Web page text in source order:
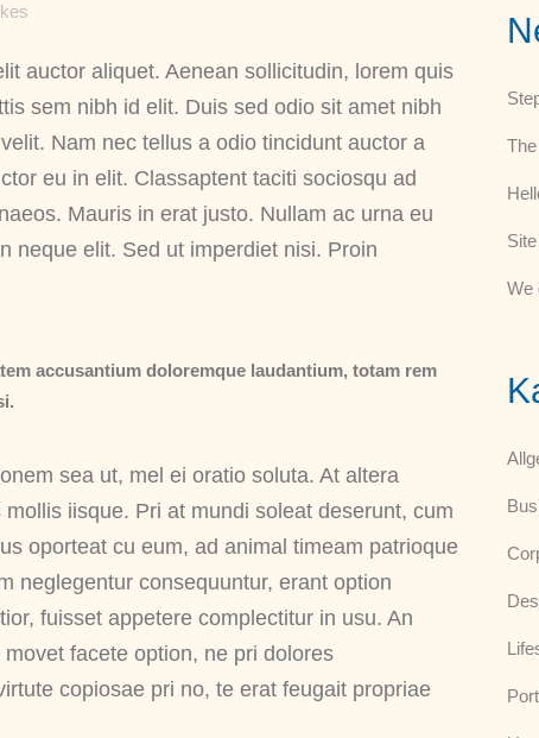
auctor aliquet. Aenean sollicitudin, lorem quis
sem nibh id elit. Duis sed odio sit amet nibh
Nam nec tellus a odio tincidunt auctor a
eu in elit. Classaptent taciti sociosqu ad
Mauris in erat justo. Nullam ac urna eu
neque elit. Sed ut imperdiet nisi. Proin
accusantium doloremque laudantium, totam rem
sea ut, mel ei oratio soluta. At altera
iisque. Pri at mundi soleat deserunt, cum
oporteat cu eum, ad animal timeam patrioque
neglegentur consequuntur, erant option
fuisset appetere complectitur in usu. An
facete option, ne pri dolores
copiosae pri no, te erat feugait propriae
We